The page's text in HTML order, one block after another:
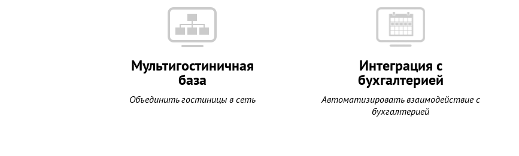
Мультигостиничная
база
Объединить гостиницы в сеть
Интеграция с
бухгалтерией
Автоматизировать взаимодействие с
бухгалтерией